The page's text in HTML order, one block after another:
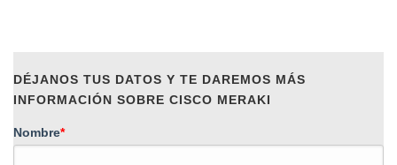
DÉJANOS TUS DATOS Y TE DAREMOS MÁS
INFORMACIÓN SOBRE CISCO MERAKI
Nombre*